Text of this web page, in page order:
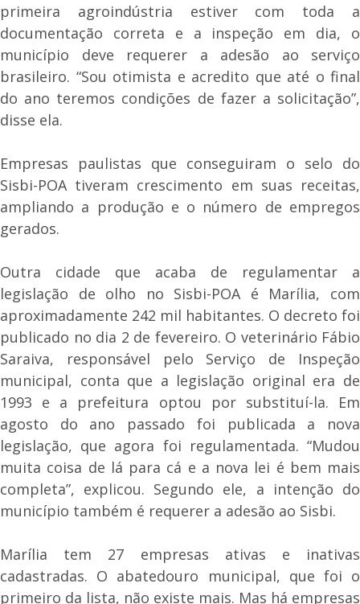
primeira agroindústria estiver com toda a
documentação correta e a inspeção em dia, o
município deve requerer a adesão ao serviço
brasileiro. “Sou otimista e acredito que até o final
do ano teremos condições de fazer a solicitação”,
disse ela.
Empresas paulistas que conseguiram o selo do
Sisbi-POA tiveram crescimento em suas receitas,
ampliando a produção e o número de empregos
gerados.
Outra cidade que acaba de regulamentar a
legislação de olho no Sisbi-POA é Marília, com
aproximadamente 242 mil habitantes. O decreto foi
publicado no dia 2 de fevereiro. O veterinário Fábio
Saraiva, responsável pelo Serviço de Inspeção
municipal, conta que a legislação original era de
1993 e a prefeitura optou por substituí-la. Em
agosto do ano passado foi publicada a nova
legislação, que agora foi regulamentada. “Mudou
muita coisa de lá para cá e a nova lei é bem mais
completa”, explicou. Segundo ele, a intenção do
município também é requerer a adesão ao Sisbi.
Marília tem 27 empresas ativas e inativas
cadastradas. O abatedouro municipal, que foi o
primeiro da lista, não existe mais. Mas há empresas